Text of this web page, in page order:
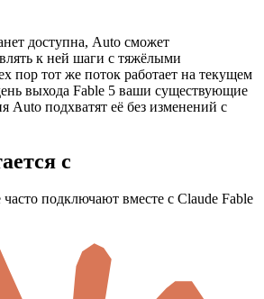
доступна, Auto сможет
к ней шаги с тяжёлыми
пор тот же поток работает на текущем
выхода Fable 5 ваши существующие
Auto подхватят её без изменений с
с
подключают вместе с Claude Fable